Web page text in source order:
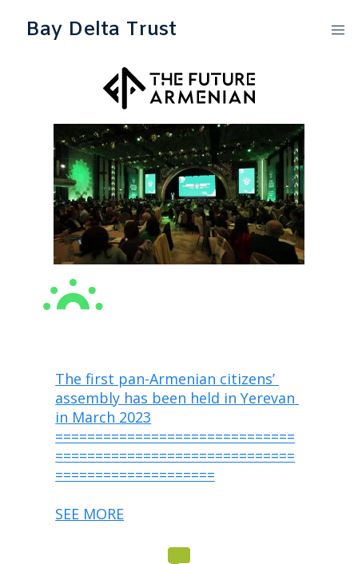
Bay Delta Trust
The first pan-Armenian citizens’
assembly has been held in Yerevan
in March 2023
==============================
==============================
====================
SEE MORE